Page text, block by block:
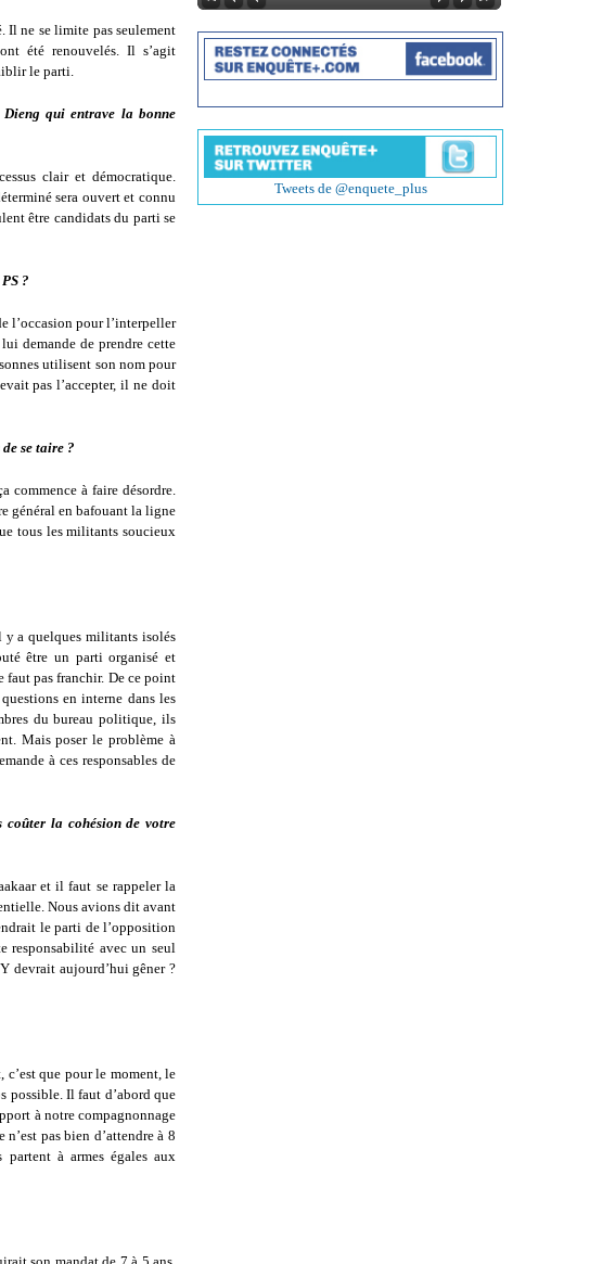
Il ne se limite pas seulement
été renouvelés. Il s’agit
le parti.
Dieng qui entrave la bonne
clair et démocratique.
sera ouvert et connu
être candidats du parti se
?
l’occasion pour l’interpeller
demande de prendre cette
utilisent son nom pour
pas l’accepter, il ne doit
se taire ?
à faire désordre.
général en bafouant la ligne
tous les militants soucieux
y a quelques militants isolés
être un parti organisé et
pas franchir. De ce point
en interne dans les
du bureau politique, ils
Mais poser le problème à
à ces responsables de
coûter la cohésion de votre
et il faut se rappeler la
Nous avions dit avant
le parti de l’opposition
responsabilité avec un seul
devrait aujourd’hui gêner ?
que pour le moment, le
possible. Il faut d’abord que
à notre compagnonnage
pas bien d’attendre à 8
à armes égales aux
Tweets de @enquete_plus